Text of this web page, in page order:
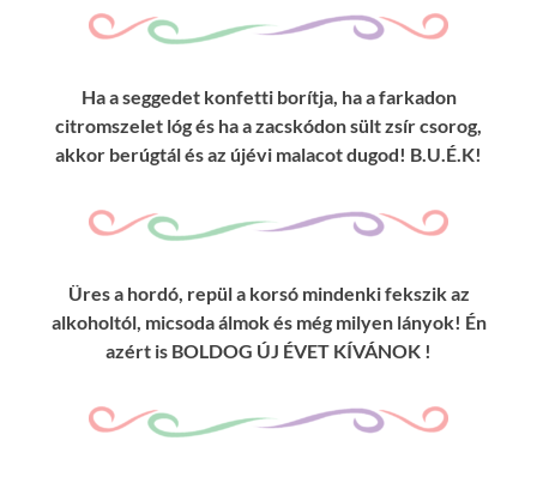
Ha a seggedet konfetti borítja, ha a farkadon
citromszelet lóg és ha a zacskódon sült zsír csorog,
akkor berúgtál és az újévi malacot dugod! B.U.É.K!
Üres a hordó, repül a korsó mindenki fekszik az
alkoholtól, micsoda álmok és még milyen lányok! Én
azért is BOLDOG ÚJ ÉVET KÍVÁNOK !